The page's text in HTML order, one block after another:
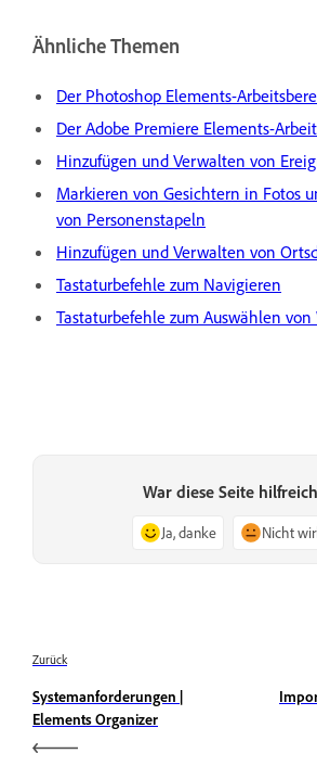
Ähnliche Themen
Der Photoshop Elements-
Der Adobe Premiere Elements-
Hinzufügen und Verwalten von
Markieren von Gesichtern in Fotos
von Personenstapeln
Hinzufügen und Verwalten von
Tastaturbefehle zum Navigieren
Tastaturbefehle zum Auswählen von
War diese Seite
Ja, danke Nicht
Zurück
Systemanforderungen |
Elements Organizer